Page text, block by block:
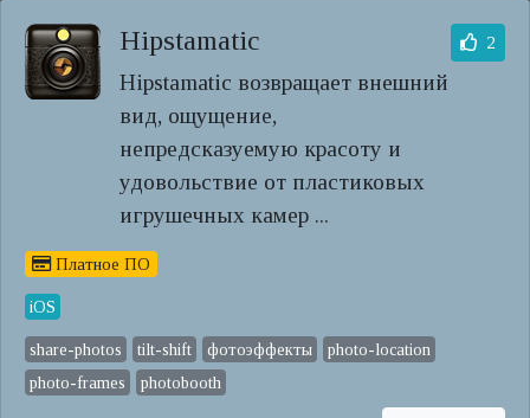
Hipstamatic
Hipstamatic возвращает внешний
вид, ощущение,
непредсказуемую красоту и
удовольствие от пластиковых
игрушечных камер ...
2
Платное ПО
iOS
share-photos tilt-shift фотоэффекты
photo-location
photo-frames
photobooth